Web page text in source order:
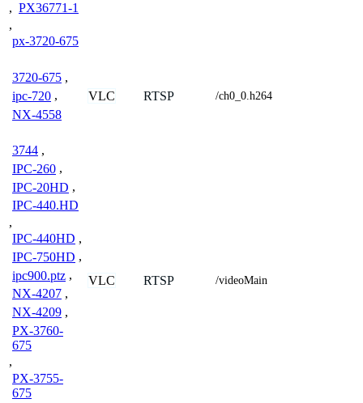
, PX36771-1
,
px-3720-675
3720-675 ,
ipc-720 ,
NX-4558
VLC RTSP /ch0_0.h264
3744 ,
IPC-260 ,
IPC-20HD ,
IPC-440.HD
,
IPC-440HD ,
IPC-750HD ,
ipc900.ptz ,
NX-4207 ,
NX-4209 ,
PX-3760-
675
,
PX-3755-
675
VLC RTSP /videoMain